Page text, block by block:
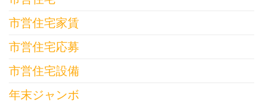
市営住宅家賃
市営住宅応募
市営住宅設備
年末ジャンボ